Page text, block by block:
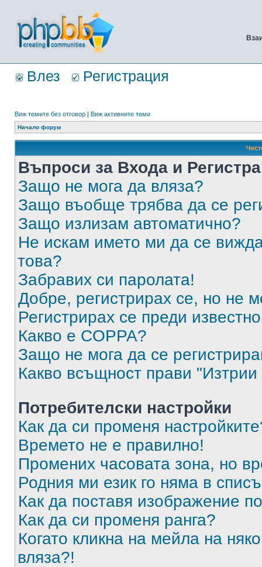
Влез Регистрация
Виж темите без отговор | Виж активните теми
Начало форум
Въпроси за Входа и
Защо не мога да вляза?
Защо въобще трябва да се
Защо излизам автоматично?
Не искам името ми да се
това?
Забравих си паролата!
Добре, регистрирах се, но не
Регистрирах се преди
Какво е COPPA?
Защо не мога да се
Какво всъщност прави "Изтрии
Потребителски настройки
Как да си променя
Времето не е правилно!
Промених часовата зона, но
Родния ми език го няма в
Как да поставя изображение
Как да си променя ранга?
Когато кликна на мейла на
вляза?!